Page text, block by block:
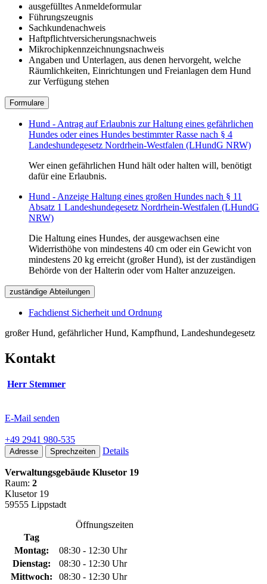
ausgefülltes Anmeldeformular
Führungszeugnis
Sachkundenachweis
Haftpflichtversicherungsnachweis
Mikrochipkennzeichnungsnachweis
Angaben und Unterlagen, aus denen hervorgeht, welche
Räumlichkeiten, Einrichtungen und Freianlagen dem Hund
zur Verfügung stehen
Formulare
Hund - Antrag auf Erlaubnis zur Haltung eines gefährlichen
Hundes oder eines Hundes bestimmter Rasse nach § 4
Landeshundegesetz Nordrhein-Westfalen (LHundG NRW)
Wer einen gefährlichen Hund hält oder halten will, benötigt
dafür eine Erlaubnis.
Hund - Anzeige Haltung eines großen Hundes nach § 11
Absatz 1 Landeshundegesetz Nordrhein-Westfalen (LHundG
NRW)
Die Haltung eines Hundes, der ausgewachsen eine
Widerristhöhe von mindestens 40 cm oder ein Gewicht von
mindestens 20 kg erreicht (großer Hund), ist der zuständigen
Behörde von der Halterin oder vom Halter anzuzeigen.
zuständige Abteilungen
Fachdienst Sicherheit und Ordnung
großer Hund, gefährlicher Hund, Kampfhund, Landeshundegesetz
Kontakt
Herr Stemmer
E-Mail senden
+49 2941 980-535
Adresse Sprechzeiten Details
Verwaltungsgebäude Klusetor 19
Raum: 2
Klusetor 19
59555 Lippstadt
Öffnungszeiten
Tag
Montag:
08:30 - 12:30 Uhr
Dienstag:
08:30 - 12:30 Uhr
Mittwoch:
08:30 - 12:30 Uhr